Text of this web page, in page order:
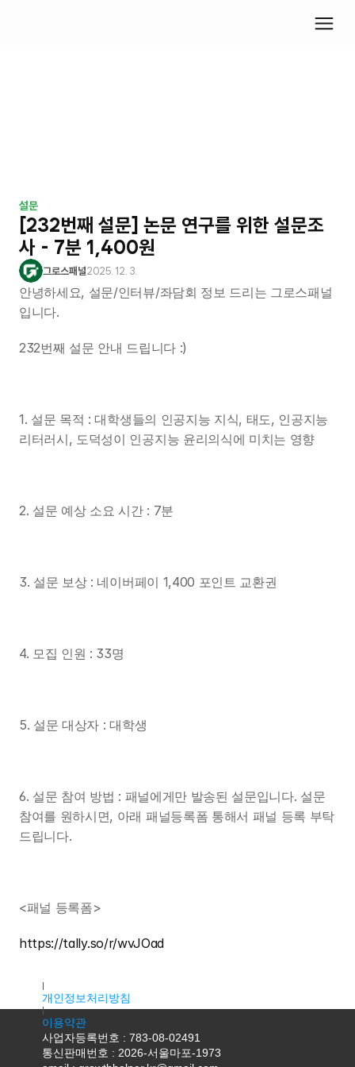
설문
[232번째 설문] 논문 연구를 위한 설문조
사 - 7분 1,400원
그로스패널2025. 12. 3.
안녕하세요, 설문/인터뷰/좌담회 정보 드리는 그로스패널
입니다.
232번째 설문 안내 드립니다 :)
1. 설문 목적 : 대학생들의 인공지능 지식, 태도, 인공지능
리터러시, 도덕성이 인공지능 윤리의식에 미치는 영향
2. 설문 예상 소요 시간 : 7분
3. 설문 보상 : 네이버페이 1,400 포인트 교환권
4. 모집 인원 : 33명
5. 설문 대상자 : 대학생
6. 설문 참여 방법 : 패널에게만 발송된 설문입니다. 설문
참여를 원하시면, 아래 패널등록폼 통해서 패널 등록 부탁
드립니다.
<패널 등록폼>
https://tally.so/r/wvJOad
개인정보처리방침
이용약관
사업자등록번호 : 783-08-02491
통신판매번호 : 2026-서울마포-1973